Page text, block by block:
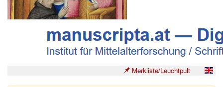
Merkliste/Leuchtpult